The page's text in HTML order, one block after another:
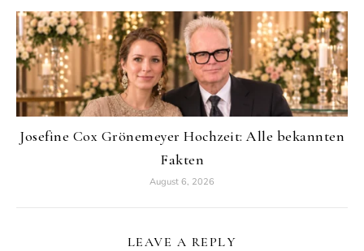
Josefine Cox Grönemeyer Hochzeit: Alle bekannten
Fakten
August 6, 2026
LEAVE A REPLY